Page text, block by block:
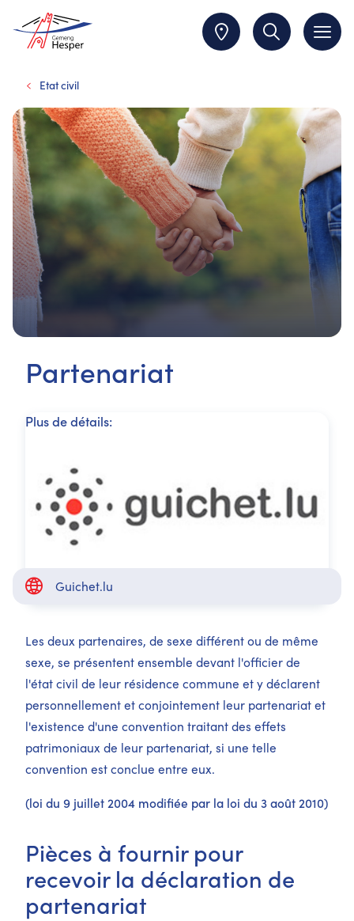
Etat civil
Partenariat
Plus de détails:
Guichet.lu
Les deux partenaires, de sexe différent ou de même
sexe, se présentent ensemble devant l'officier de
l'état civil de leur résidence commune et y déclarent
personnellement et conjointement leur partenariat et
l'existence d'une convention traitant des effets
patrimoniaux de leur partenariat, si une telle
convention est conclue entre eux.
(loi du 9 juillet 2004 modifiée par la loi du 3 août 2010)
Pièces à fournir pour
recevoir la déclaration de
partenariat